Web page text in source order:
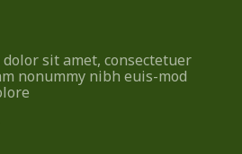
sit amet, consectetuer
nonummy nibh euis-mod